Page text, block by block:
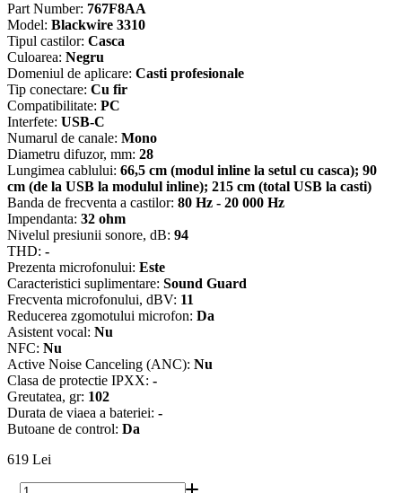
Part Number: 767F8AA
Model: Blackwire 3310
Tipul castilor: Casca
Culoarea: Negru
Domeniul de aplicare: Casti profesionale
Tip conectare: Cu fir
Compatibilitate: PC
Interfete: USB-C
Numarul de canale: Mono
Diametru difuzor, mm: 28
Lungimea cablului: 66,5 cm (modul inline la setul cu casca); 90
cm (de la USB la modulul inline); 215 cm (total USB la casti)
Banda de frecventa a castilor: 80 Hz - 20 000 Hz
Impendanta: 32 ohm
Nivelul presiunii sonore, dB: 94
THD: -
Prezenta microfonului: Este
Caracteristici suplimentare: Sound Guard
Frecventa microfonului, dBV: 11
Reducerea zgomotului microfon: Da
Asistent vocal: Nu
NFC: Nu
Active Noise Canceling (ANC): Nu
Clasa de protectie IPXX: -
Greutatea, gr: 102
Durata de viaеa a bateriei: -
Butoane de control: Da
619 Lei